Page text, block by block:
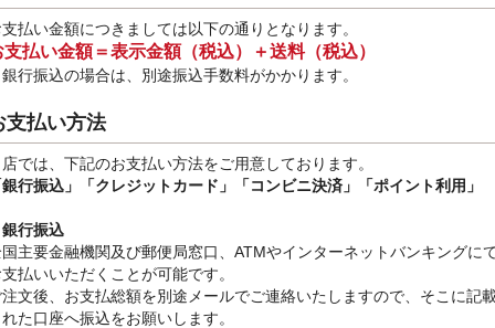
払い金額につきましては以下の通りとなります。
支払い金額＝表示金額（税込）＋送料（税込）
行振込の場合は、別途振込手数料がかかります。
支払い方法
では、下記のお支払い方法をご用意しております。
行振込」
「クレジットカード」「コンビニ決済」「ポイント利用」
行振込
主要金融機関及び郵便局窓口、ATMやインターネットバンキングに
払いいただくことが可能です。
文後、お支払総額を別途メールでご連絡いたしますので、そこに記
た口座へ振込をお願いします。